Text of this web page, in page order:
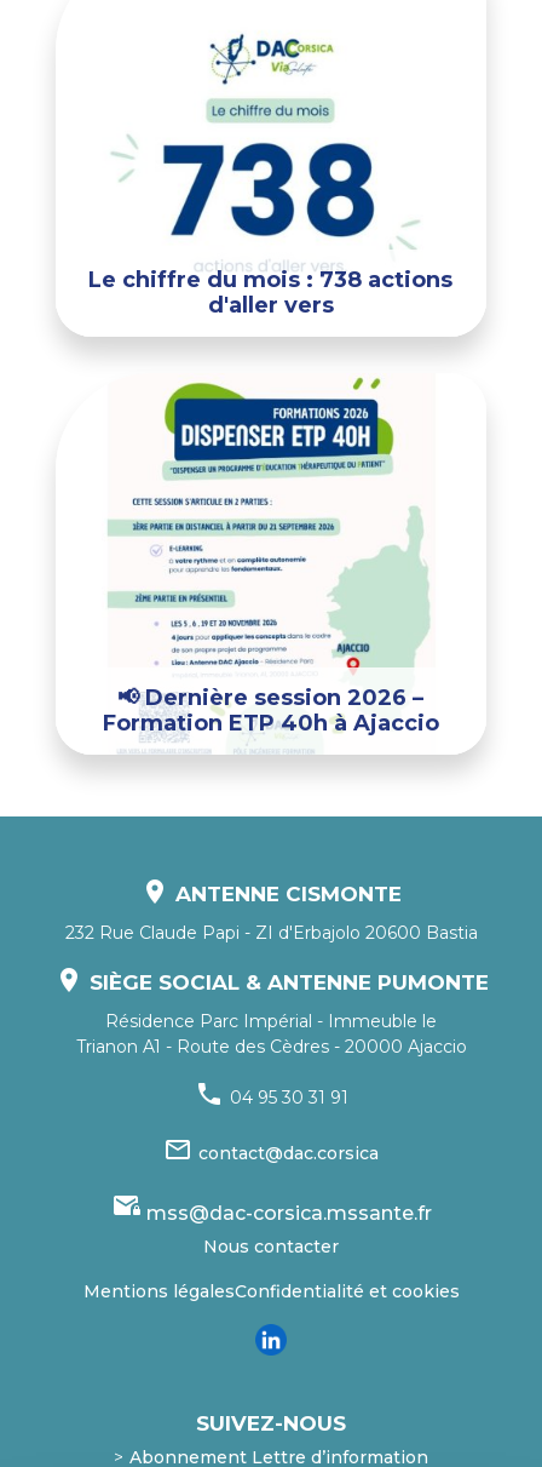
Le chiffre du mois : 738 actions
d'aller vers
📢 Dernière session 2026 –
Formation ETP 40h à Ajaccio
location_on ANTENNE CISMONTE
232 Rue Claude Papi - ZI d'Erbajolo 20600 Bastia
location_on SIÈGE SOCIAL & ANTENNE PUMONTE
Résidence Parc Impérial - Immeuble le
Trianon A1 - Route des Cèdres - 20000 Ajaccio
phone 04 95 30 31 91
mail_outline contact@dac.corsica
mail_lock mss@dac-corsica.mssante.fr
Nous contacter
Mentions légalesConfidentialité et cookies
SUIVEZ-NOUS
Abonnement Lettre d’information